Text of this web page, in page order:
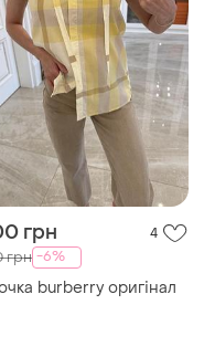
грн 4
грн -6%
burberry оригінал